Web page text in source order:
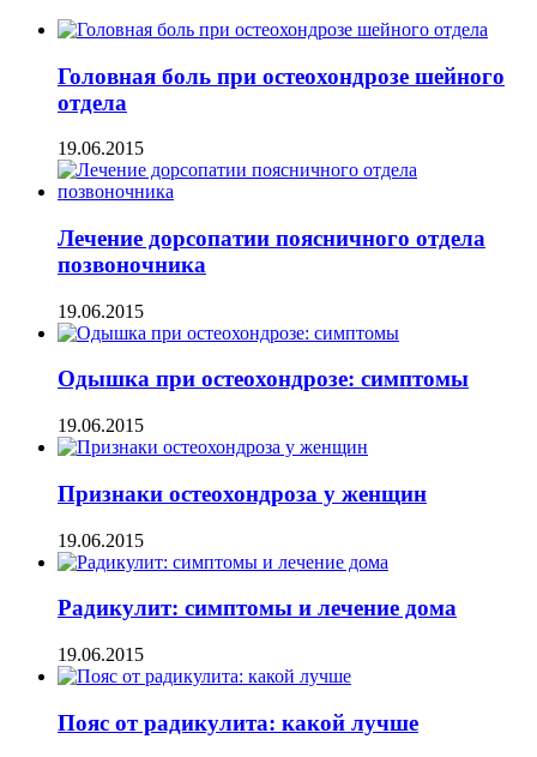
Головная боль при остеохондрозе шейного
отдела
19.06.2015
Лечение дорсопатии поясничного отдела
позвоночника
19.06.2015
Одышка при остеохондрозе: симптомы
19.06.2015
Признаки остеохондроза у женщин
19.06.2015
Радикулит: симптомы и лечение дома
19.06.2015
Пояс от радикулита: какой лучше